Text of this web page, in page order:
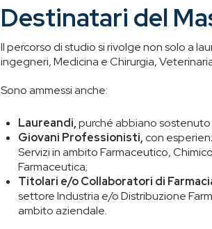
Destinatari del
Il percorso di studio si rivolge non solo a
ingegneri, Medicina e Chirurgia,
Sono ammessi anche:
Laureandi,purché abbiano sostenuto
Giovani Professionisti,con
Servizi in ambito Farmaceutico,
Farmaceutica;
Titolari e/o Collaboratori di
settore Industria e/o Distribuzione
ambito aziendale.